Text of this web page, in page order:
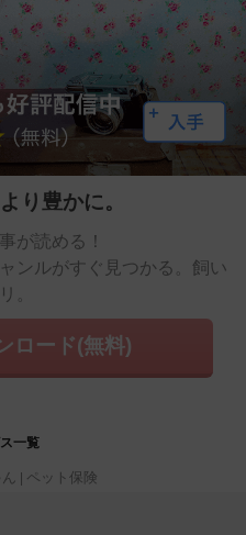
り豊かに。
が読める！
ンルがすぐ見つかる。飼い
。
ロード(無料)
一覧
ペット保険